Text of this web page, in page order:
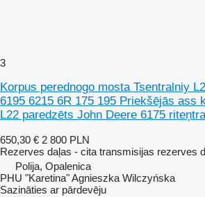
3
Korpus perednogo mosta Tsentralniy
6195 6215 6R 175 195 Priekšējās ass
L22 paredzēts John Deere 6175
650,30 € 2 800 PLN
Rezerves daļas - cita transmisijas rezerves
Polija, Opalenica
PHU "Karetina" Agnieszka Wilczyńska
Sazināties ar pārdevēju